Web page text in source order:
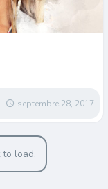
septembre 28, 2017
load.